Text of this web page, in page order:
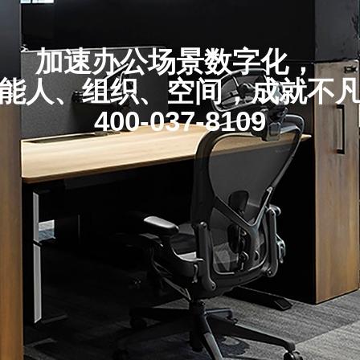
加速办公场景数字化，
人、组织、空间，成就不
400-037-8109